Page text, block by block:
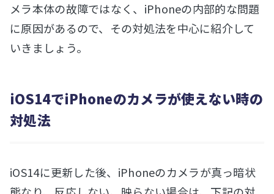
メラ本体の故障ではなく、iPhoneの内部的な問題
に原因があるので、その対処法を中心に紹介して
いきましょう。
iOS14でiPhoneのカメラが使えない時の
対処法
iOS14に更新した後、iPhoneのカメラが真っ暗状